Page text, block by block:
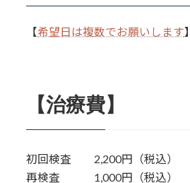
【希望日は複数でお願いします】
【治療費】
初回検査 2,200円（税込）
再検査 1,000円（税込）